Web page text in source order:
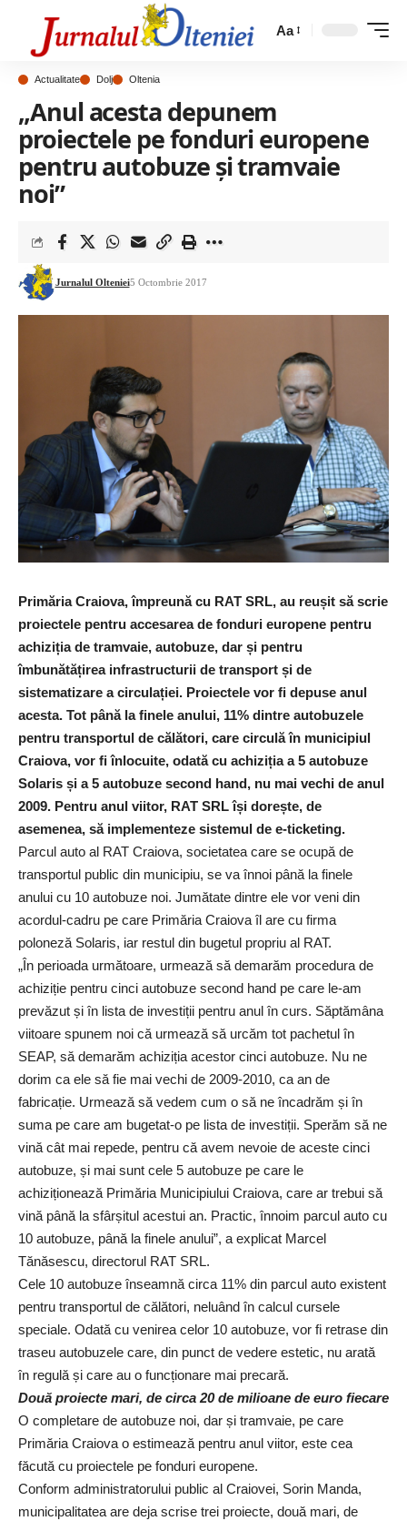
Aa
Actualitate Dolj Oltenia
„Anul acesta depunem
proiectele pe fonduri europene
pentru autobuze și tramvaie
noi”
Jurnalul Olteniei5 Octombrie 2017
Primăria Craiova, împreună cu RAT SRL, au reușit să scrie
proiectele pentru accesarea de fonduri europene pentru
achiziția de tramvaie, autobuze, dar și pentru
îmbunătățirea infrastructurii de transport și de
sistematizare a circulației. Proiectele vor fi depuse anul
acesta. Tot până la finele anului, 11% dintre autobuzele
pentru transportul de călători, care circulă în municipiul
Craiova, vor fi înlocuite, odată cu achiziția a 5 autobuze
Solaris și a 5 autobuze second hand, nu mai vechi de anul
2009. Pentru anul viitor, RAT SRL își dorește, de
asemenea, să implementeze sistemul de e-ticketing.
Parcul auto al RAT Craiova, societatea care se ocupă de
transportul public din municipiu, se va înnoi până la finele
anului cu 10 autobuze noi. Jumătate dintre ele vor veni din
acordul-cadru pe care Primăria Craiova îl are cu firma
poloneză Solaris, iar restul din bugetul propriu al RAT.
„În perioada următoare, urmează să demarăm procedura de
achiziție pentru cinci autobuze second hand pe care le-am
prevăzut și în lista de investiții pentru anul în curs. Săptămâna
viitoare spunem noi că urmează să urcăm tot pachetul în
SEAP, să demarăm achiziția acestor cinci autobuze. Nu ne
dorim ca ele să fie mai vechi de 2009-2010, ca an de
fabricație. Urmează să vedem cum o să ne încadrăm și în
suma pe care am bugetat-o pe lista de investiții. Sperăm să ne
vină cât mai repede, pentru că avem nevoie de aceste cinci
autobuze, și mai sunt cele 5 autobuze pe care le
achiziționează Primăria Municipiului Craiova, care ar trebui să
vină până la sfârșitul acestui an. Practic, înnoim parcul auto cu
10 autobuze, până la finele anului”, a explicat Marcel
Tănăsescu, directorul RAT SRL.
Cele 10 autobuze înseamnă circa 11% din parcul auto existent
pentru transportul de călători, neluând în calcul cursele
speciale. Odată cu venirea celor 10 autobuze, vor fi retrase din
traseu autobuzele care, din punct de vedere estetic, nu arată
în regulă și care au o funcționare mai precară.
Două proiecte mari, de circa 20 de milioane de euro fiecare
O completare de autobuze noi, dar și tramvaie, pe care
Primăria Craiova o estimează pentru anul viitor, este cea
făcută cu proiectele pe fonduri europene.
Conform administratorului public al Craiovei, Sorin Manda,
municipalitatea are deja scrise trei proiecte, două mari, de